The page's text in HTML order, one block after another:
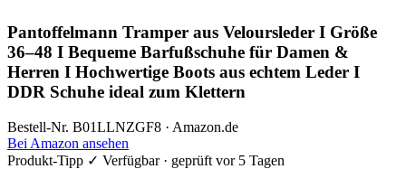
Pantoffelmann Tramper aus Veloursleder I Größe
36–48 I Bequeme Barfußschuhe für Damen &
Herren I Hochwertige Boots aus echtem Leder I
DDR Schuhe ideal zum Klettern
Bestell-Nr. B01LLNZGF8 · Amazon.de
Bei Amazon ansehen
Produkt-Tipp ✓ Verfügbar · geprüft vor 5 Tagen